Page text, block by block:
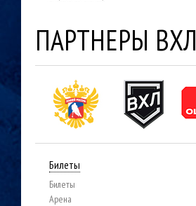
ПАРТНЕРЫ ВХЛ
Билеты
Билеты
Арена